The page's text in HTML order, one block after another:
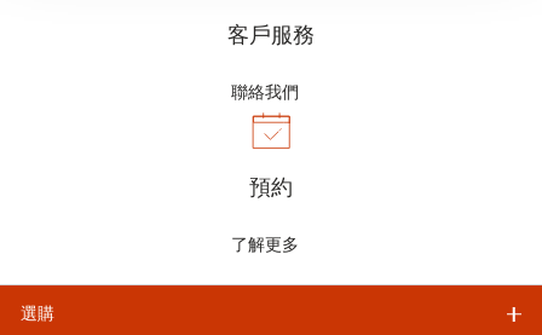
客戶服務
聯絡我們
預約
了解更多
選購